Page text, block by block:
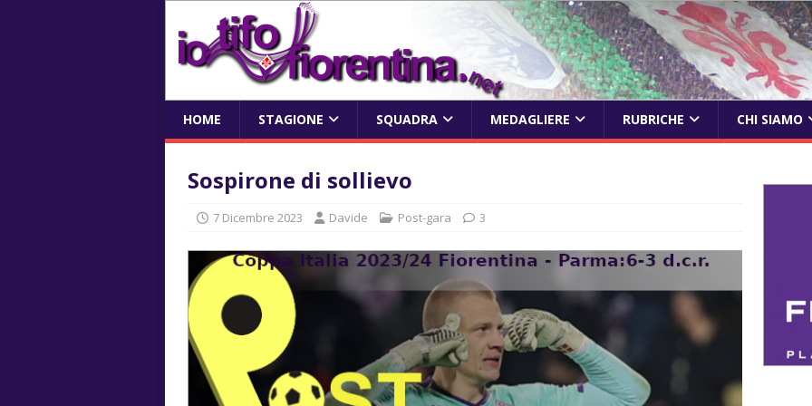
HOME STAGIONE SQUADRA MEDAGLIERE RUBRICHE CHI SIAMO
Sospirone di sollievo
7 Dicembre 2023 Davide Post-gara 3